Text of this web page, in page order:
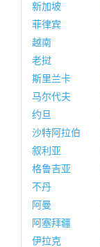
新加坡
菲律宾
越南
老挝
斯里兰卡
马尔代夫
约旦
沙特阿拉伯
叙利亚
格鲁吉亚
不丹
阿曼
阿塞拜疆
伊拉克